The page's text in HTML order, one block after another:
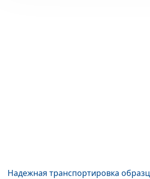
Надежная транспортировка